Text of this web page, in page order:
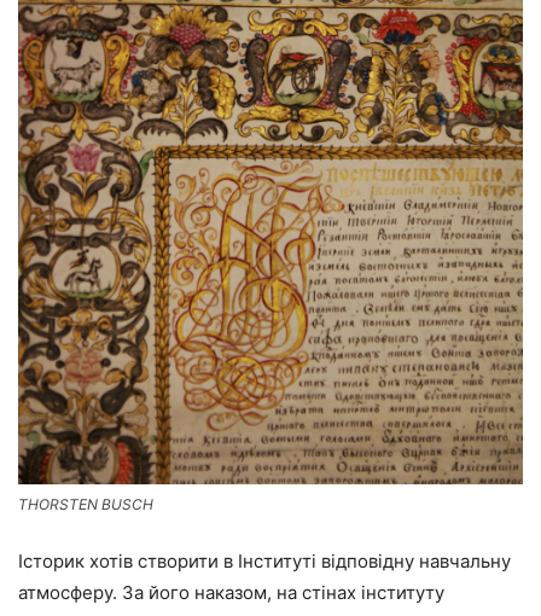
THORSTEN BUSCH
Історик хотів створити в Інституті відповідну навчальну
атмосферу. За його наказом, на стінах інституту